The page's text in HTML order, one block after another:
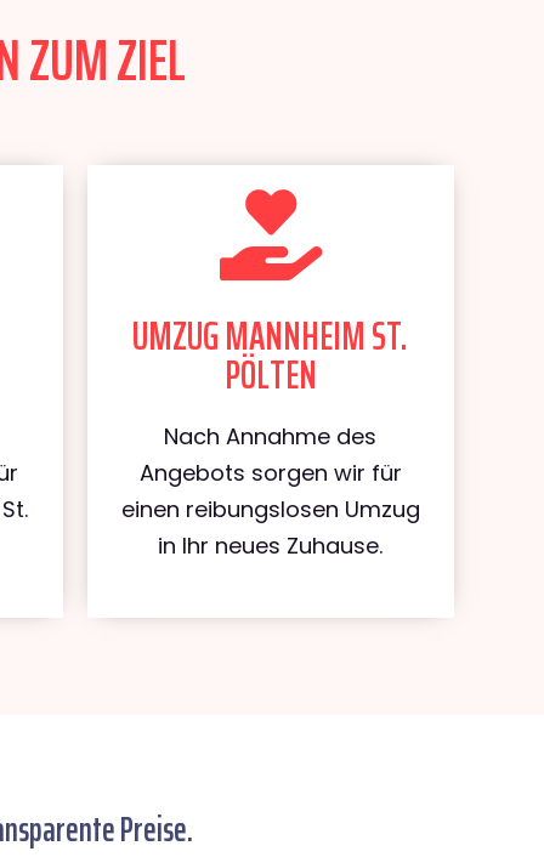
ZUM ZIEL
UMZUG MANNHEIM ST.
PÖLTEN
Nach Annahme des
Angebots sorgen wir für
einen reibungslosen Umzug
in Ihr neues Zuhause.
Preise.